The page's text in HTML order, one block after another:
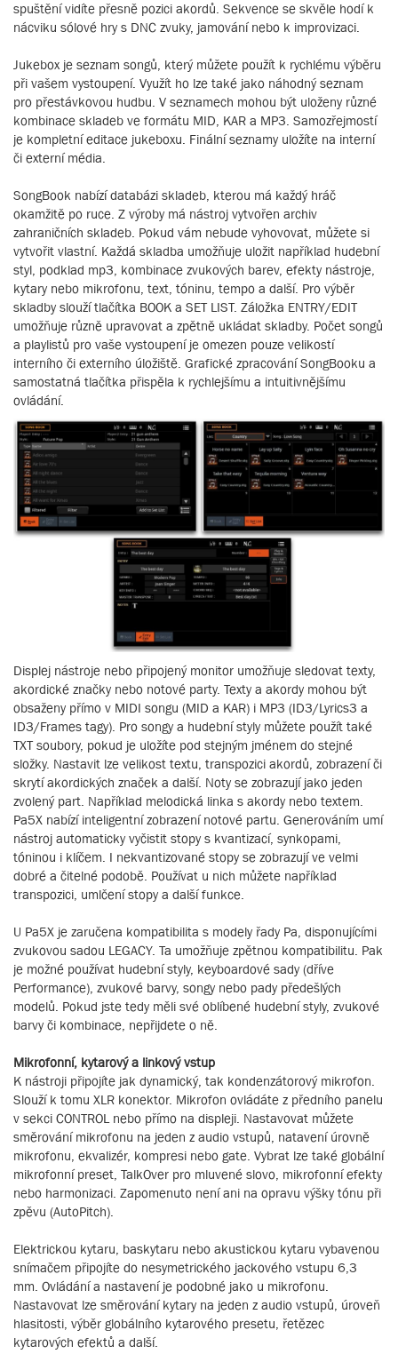
spuštění vidíte přesně pozici akordů. Sekvence se skvěle hodí k
nácviku sólové hry s DNC zvuky, jamování nebo k improvizaci.
Jukebox je seznam songů, který můžete použít k rychlému výběru
při vašem vystoupení. Využít ho lze také jako náhodný seznam
pro přestávkovou hudbu. V seznamech mohou být uloženy různé
kombinace skladeb ve formátu MID, KAR a MP3. Samozřejmostí
je kompletní editace jukeboxu. Finální seznamy uložíte na interní
či externí média.
SongBook nabízí databázi skladeb, kterou má každý hráč
okamžitě po ruce. Z výroby má nástroj vytvořen archiv
zahraničních skladeb. Pokud vám nebude vyhovovat, můžete si
vytvořit vlastní. Každá skladba umožňuje uložit například hudební
styl, podklad mp3, kombinace zvukových barev, efekty nástroje,
kytary nebo mikrofonu, text, tóninu, tempo a další. Pro výběr
skladby slouží tlačítka BOOK a SET LIST. Záložka ENTRY/EDIT
umožňuje různě upravovat a zpětně ukládat skladby. Počet songů
a playlistů pro vaše vystoupení je omezen pouze velikostí
interního či externího úložiště. Grafické zpracování SongBooku a
samostatná tlačítka přispěla k rychlejšímu a intuitivnějšímu
ovládání.
Displej nástroje nebo připojený monitor umožňuje sledovat texty,
akordické značky nebo notové party. Texty a akordy mohou být
obsaženy přímo v MIDI songu (MID a KAR) i MP3 (ID3/Lyrics3 a
ID3/Frames tagy). Pro songy a hudební styly můžete použít také
TXT soubory, pokud je uložíte pod stejným jménem do stejné
složky. Nastavit lze velikost textu, transpozici akordů, zobrazení či
skrytí akordických značek a další. Noty se zobrazují jako jeden
zvolený part. Například melodická linka s akordy nebo textem.
Pa5X nabízí inteligentní zobrazení notové partu. Generováním umí
nástroj automaticky vyčistit stopy s kvantizací, synkopami,
tóninou i klíčem. I nekvantizované stopy se zobrazují ve velmi
dobré a čitelné podobě. Používat u nich můžete například
transpozici, umlčení stopy a další funkce.
U Pa5X je zaručena kompatibilita s modely řady Pa, disponujícími
zvukovou sadou LEGACY. Ta umožňuje zpětnou kompatibilitu. Pak
je možné používat hudební styly, keyboardové sady (dříve
Performance), zvukové barvy, songy nebo pady předešlých
modelů. Pokud jste tedy měli své oblíbené hudební styly, zvukové
barvy či kombinace, nepřijdete o ně.
Mikrofonní, kytarový a linkový vstup
K nástroji připojíte jak dynamický, tak kondenzátorový mikrofon.
Slouží k tomu XLR konektor. Mikrofon ovládáte z předního panelu
v sekci CONTROL nebo přímo na displeji. Nastavovat můžete
směrování mikrofonu na jeden z audio vstupů, natavení úrovně
mikrofonu, ekvalizér, kompresi nebo gate. Vybrat lze také globální
mikrofonní preset, TalkOver pro mluvené slovo, mikrofonní efekty
nebo harmonizaci. Zapomenuto není ani na opravu výšky tónu při
zpěvu (AutoPitch).
Elektrickou kytaru, baskytaru nebo akustickou kytaru vybavenou
snímačem připojíte do nesymetrického jackového vstupu 6,3
mm. Ovládání a nastavení je podobné jako u mikrofonu.
Nastavovat lze směrování kytary na jeden z audio vstupů, úroveň
hlasitosti, výběr globálního kytarového presetu, řetězec
kytarových efektů a další.